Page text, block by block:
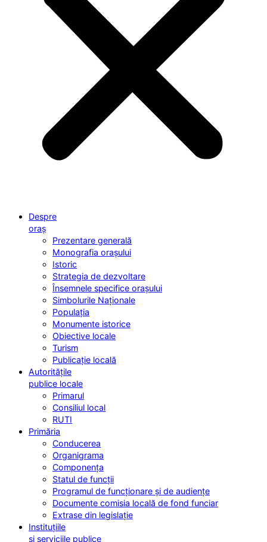
Despre
oraș
Prezentare generală
Monografia orașului
Istoric
Strategia de dezvoltare
Însemnele specifice orașului
Simbolurile Naționale
Populația
Monumente istorice
Obiective locale
Turism
Publicație locală
Autoritățile
publice locale
Primarul
Consiliul local
RUTI
Primăria
Conducerea
Organigrama
Componența
Statul de funcții
Programul de funcționare și de audiențe
Documente comisia locală de fond funciar
Extrase din legislație
Instituțiile
și serviciile publice